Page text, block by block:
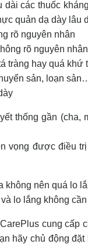
dài các thuốc
quản dạ dày lâu
rõ nguyên nhân
rõ nguyên nhân
tràng hay quá khứ
sản, loạn
thống gần
vọng được điều
không nên quá lo
lo lắng không cần
cung cấp
hãy chủ động